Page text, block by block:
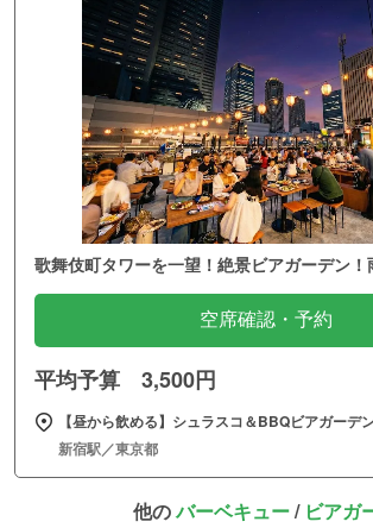
歌舞伎町タワーを一望！絶景ビアガーデン
空席確認・予約
平均予算 3,500円
【昼から飲める】シュラスコ＆BBQビアガーデ
新宿駅／東京都
他のバーベキュー/ ビアガ